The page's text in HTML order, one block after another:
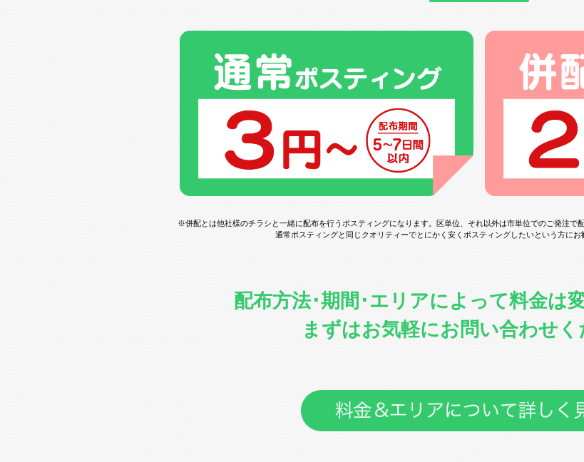
※併配とは他社様のチラシと一緒に配布を行うポスティングになります。 区単位、それ以外は市単位でのご発注で
通常ポスティングと同じクオリティーでとにかく安くポスティングしたいという方にお
配布方法･期間･エリアによって料金は
まずはお気軽にお問い合わせく